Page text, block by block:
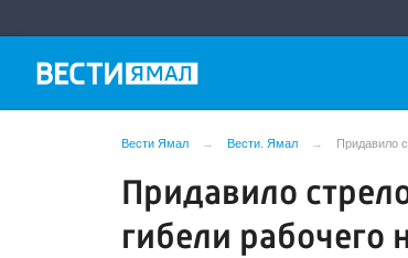
Вести Ямал Вести. Ямал Придавило
Придавило
гибели